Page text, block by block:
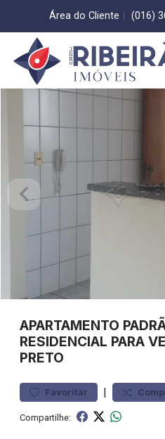
Área do Cliente (016)
APARTAMENTO
RESIDENCIAL PARA
PRETO
Favoritar |
Compartilhe: